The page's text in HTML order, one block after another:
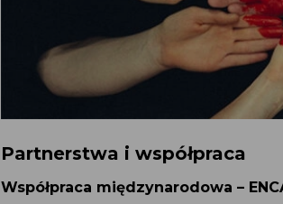
Partnerstwa i współpraca
Współpraca międzynarodowa –